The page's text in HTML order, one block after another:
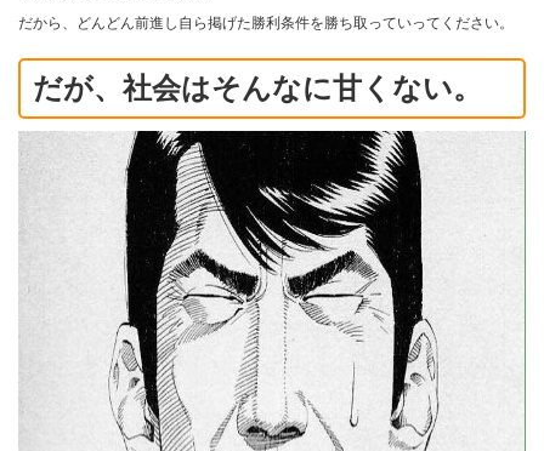
だから、どんどん前進し自ら掲げた勝利条件を勝ち取っていってください。
だが、社会はそんなに甘くない。